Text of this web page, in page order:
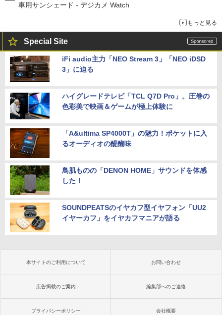
車用サンシェード - デジカメ Watch
もっと見る
Special Site
iFi audio主力「NEO Stream 3」「NEO iDSD
3」に迫る
ハイグレードテレビ「TCL Q7D Pro」。圧巻の
色彩美で映画＆ゲームが極上体験に
「A&ultima SP4000T」の魅力！ポケットに入
るオーディオの醍醐味
鳥肌ものの「DENON HOME」サウンドを体感
した！
SOUNDPEATSのイヤカフ型イヤフォン「UU2
イヤーカフ」をイヤカフマニアが語る
本サイトのご利用について お問い合わせ
広告掲載のご案内 編集部へのご連絡
プライバシーポリシー 会社概要